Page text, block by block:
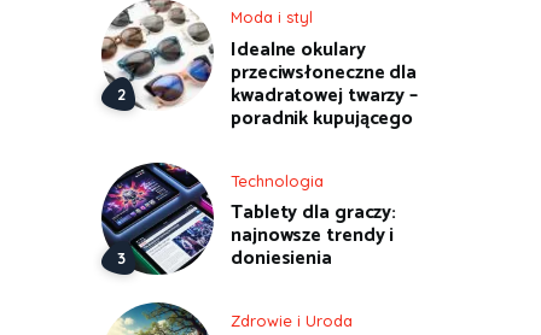
Moda i styl
Idealne okulary
przeciwsłoneczne dla
kwadratowej twarzy –
poradnik kupującego
Technologia
Tablety dla graczy:
najnowsze trendy i
doniesienia
Zdrowie i Uroda